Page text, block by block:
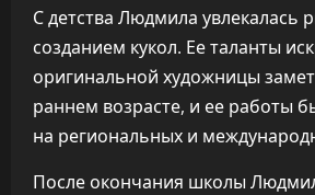
С детства Людмила увлекалась
созданием кукол. Ее таланты
оригинальной художницы
раннем возрасте, и ее работы
на региональных и
После окончания школы